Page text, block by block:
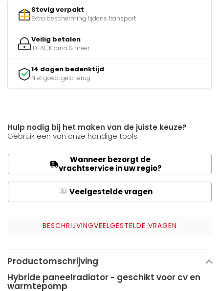
Stevig verpakt
Extra bescherming tijdens transport
Veilig betalen
iDEAL, Klarna & meer
14 dagen bedenktijd
Niet goed, geld terug
Hulp nodig bij het maken van de juiste keuze?
Gebruik een van onze handige tools.
Wanneer bezorgt de
vrachtservice in uw regio?
Q Veelgestelde vragen
BESCHRIJVINGVEELGESTELDE VRAGEN
Productomschrijving
Hybride paneelradiator - geschikt voor cv en
warmtepomp